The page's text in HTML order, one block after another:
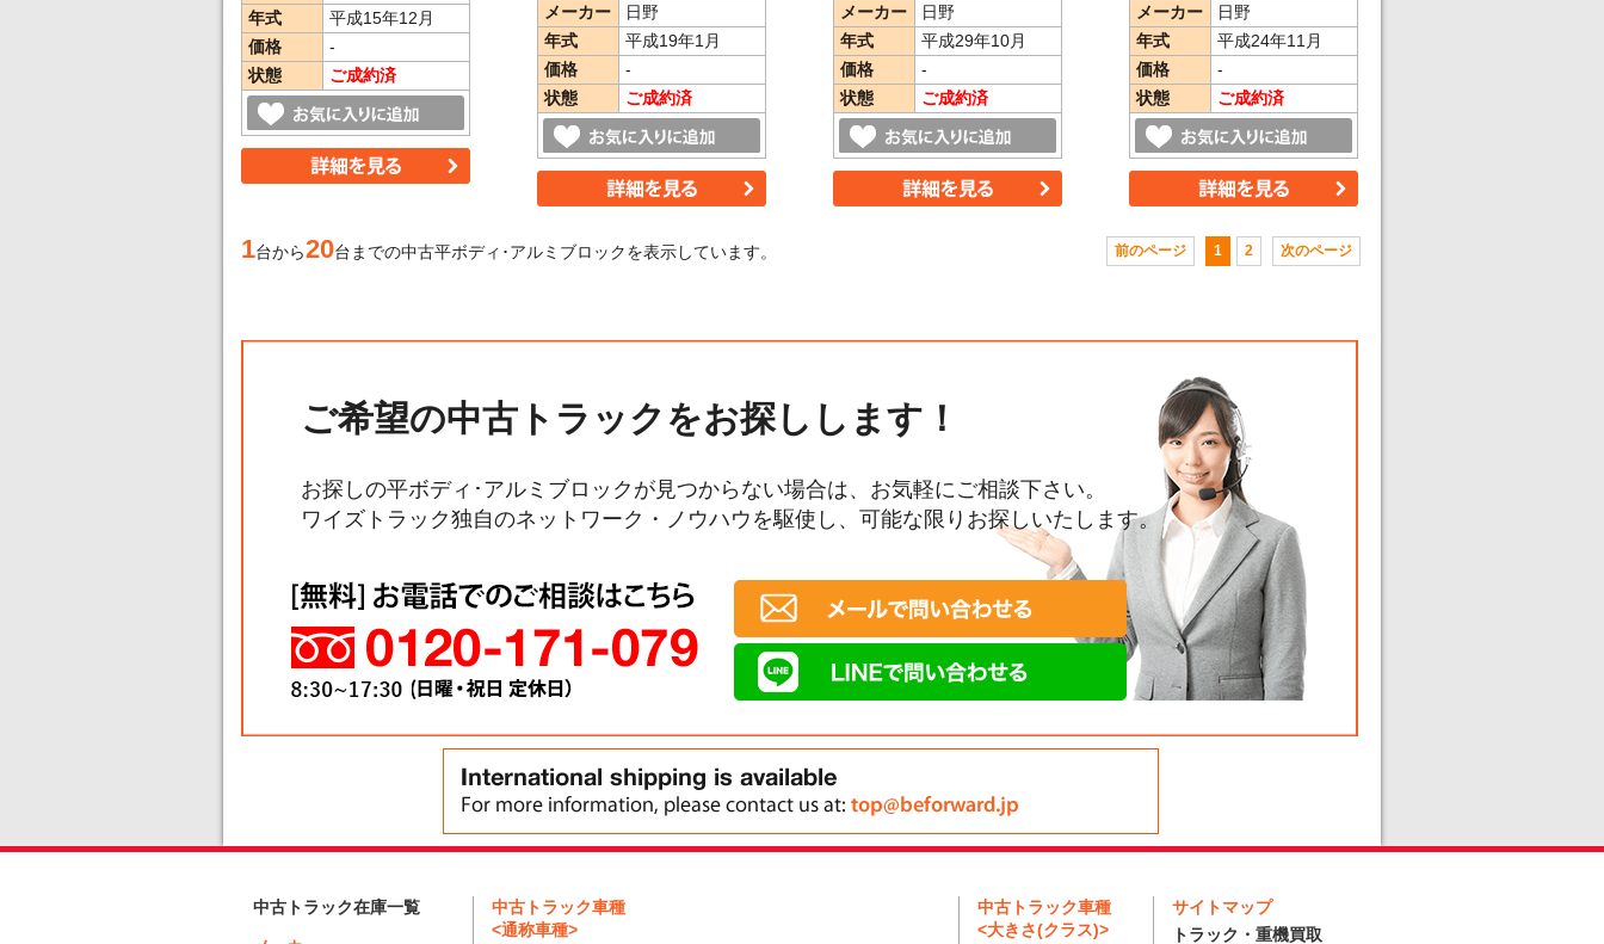
年式
平成15年12月
価格
-
状態
ご成約済
メーカー
日野
年式
平成19年1月
価格
-
状態
ご成約済
メーカー
日野
年式
平成29年10月
価格
-
状態
ご成約済
メーカー
日野
年式
平成24年11月
価格
-
状態
ご成約済
1台から20台までの中古平ボディ･アルミブロックを表示しています。 前のページ 1 2 次のページ
ご希望の中古トラックをお探しします！
お探しの平ボディ･アルミブロックが見つからない場合は、お気軽にご相談下さい。
ワイズトラック独自のネットワーク・ノウハウを駆使し、可能な限りお探しいたします。
中古トラック在庫一覧
中古トラック車種
<通称車種>
中古トラック車種
<大きさ(クラス)>
サイトマップ
トラック・重機買取